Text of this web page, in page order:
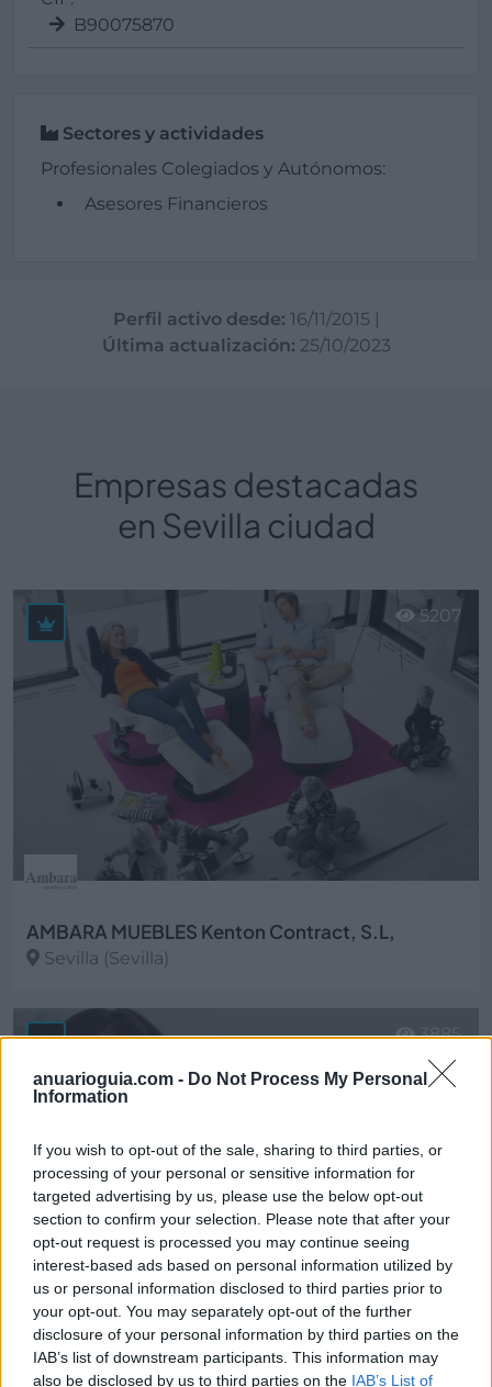
anuarioguia.com - Do Not Process My Personal
Information
If you wish to opt-out of the sale, sharing to third parties, or
processing of your personal or sensitive information for
targeted advertising by us, please use the below opt-out
section to confirm your selection. Please note that after your
opt-out request is processed you may continue seeing
interest-based ads based on personal information utilized by
us or personal information disclosed to third parties prior to
your opt-out. You may separately opt-out of the further
disclosure of your personal information by third parties on the
IAB’s list of downstream participants. This information may
also be disclosed by us to third parties on the IAB’s List of
B90075870
Sectores y actividades
Profesionales Colegiados y Autónomos:
Asesores Financieros
Perfil activo desde: 16/11/2015 |
Última actualización: 25/10/2023
Empresas destacadas
en Sevilla ciudad
AMBARA MUEBLES Kenton Contract, S.L,
Sevilla (Sevilla)
Ver más
5207
Clinica Serres
Sevilla (Sevilla)
3885